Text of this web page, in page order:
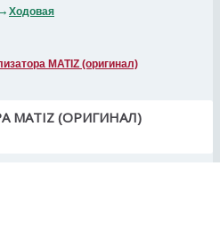
Ходовая
MATIZ (оригинал)
MATIZ (ОРИГИНАЛ)